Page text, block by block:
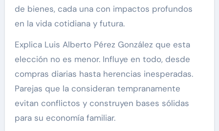
de bienes, cada una con impactos profundos
en la vida cotidiana y futura.
Explica Luis Alberto Pérez González que esta
elección no es menor. Influye en todo, desde
compras diarias hasta herencias inesperadas.
Parejas que la consideran tempranamente
evitan conflictos y construyen bases sólidas
para su economía familiar.